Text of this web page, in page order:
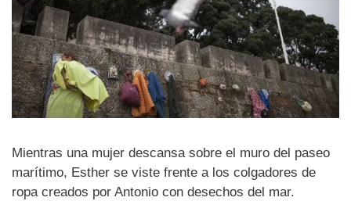
Mientras una mujer descansa sobre el muro del paseo
marítimo, Esther se viste frente a los colgadores de
ropa creados por Antonio con desechos del mar.